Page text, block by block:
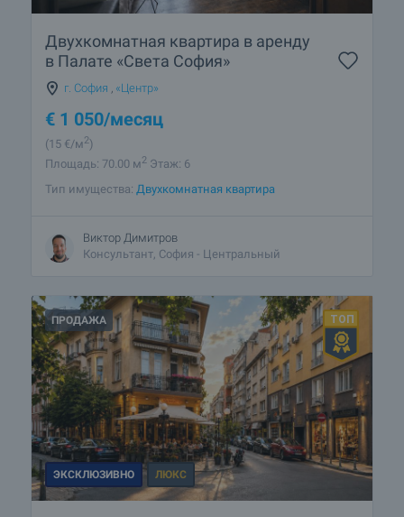
Двухкомнатная квартира в аренду
в Палате «Света София»
г. София «Центр»
€ 1 050/месяц
(15 €/м2)
Площадь: 70.00 м2 Этаж: 6
Тип имущества: Двухкомнатная квартира
Виктор Димитров
Консультант, София - Центральный
ПРОДАЖА
ЭКСКЛЮЗИВНО ЛЮКС